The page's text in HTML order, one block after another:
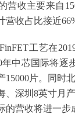
营收主要来自
收占比接近
工艺在
年中芯国际将逐
15000片。同时
、深圳8英寸月
的营收将进一